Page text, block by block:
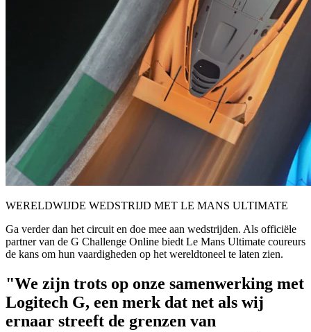
WERELDWIJDE WEDSTRIJD MET LE MANS ULTIMATE
Ga verder dan het circuit en doe mee aan wedstrijden. Als officiële
partner van de G Challenge Online biedt Le Mans Ultimate coureurs
de kans om hun vaardigheden op het wereldtoneel te laten zien.
"We zijn trots op onze samenwerking met
Logitech G, een merk dat net als wij
ernaar streeft de grenzen van